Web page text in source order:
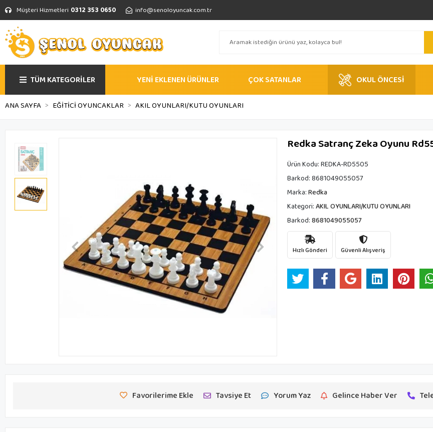
Müşteri Hizmetleri 0312 353 0650 info@senoloyuncak.com.tr
TÜM KATEGORİLER YENİ EKLENEN ÜRÜNLER ÇOK SATANLAR OKUL ÖNCESİ
ANA SAYFA EĞİTİCİ OYUNCAKLAR AKIL OYUNLARI/KUTU OYUNLARI
Redka Satranç Zeka Oyunu
Ürün Kodu:REDKA-RD5505
Barkod:8681049055057
Marka:Redka
Kategori:AKIL OYUNLARI/KUTU OYUNLARI
Barkod:8681049055057
Hızlı Gönderi Güvenli Alışveriş
Favorilerime Ekle Tavsiye Et Yorum Yaz Gelince Haber Ver